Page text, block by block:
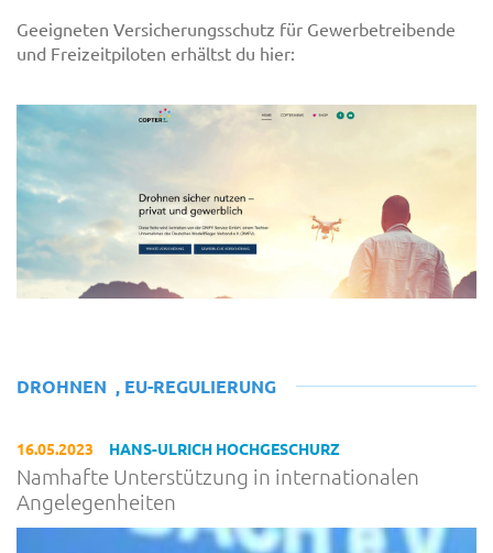
Geeigneten Versicherungsschutz für Gewerbetreibende
und Freizeitpiloten erhältst du hier:
DROHNEN , EU-REGULIERUNG
16.05.2023 HANS-ULRICH HOCHGESCHURZ
Namhafte Unterstützung in internationalen
Angelegenheiten